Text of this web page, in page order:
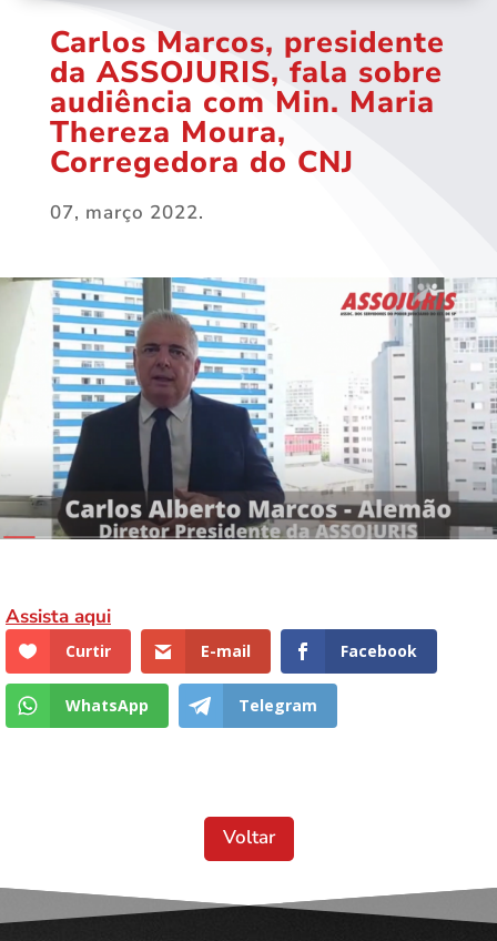
Carlos Marcos, presidente
da ASSOJURIS, fala sobre
audiência com Min. Maria
Thereza Moura,
Corregedora do CNJ
07, março 2022.
Assista aqui
Curtir E-mail Facebook
WhatsApp Telegram
Voltar